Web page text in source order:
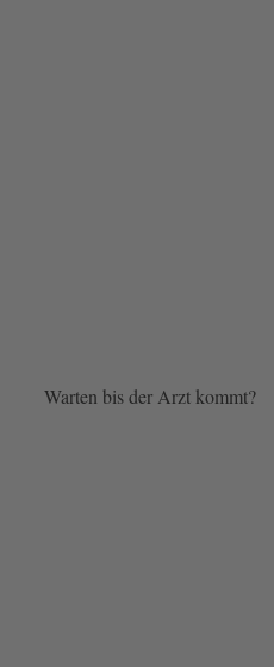
Warten bis der Arzt kommt?